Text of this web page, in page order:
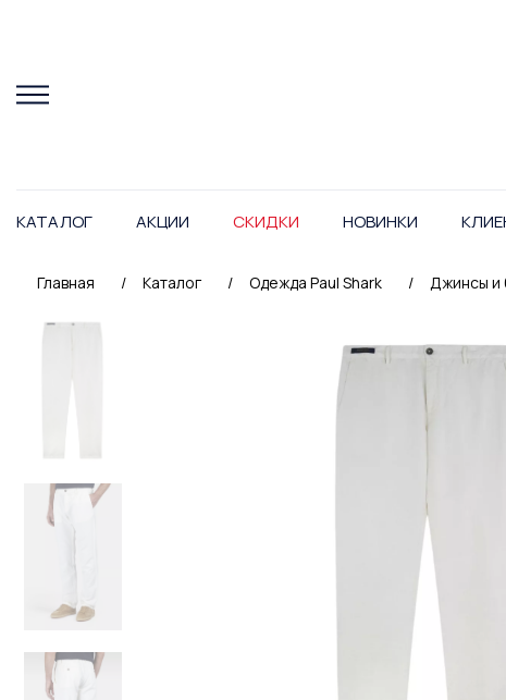
КАТАЛОГ АКЦИИ СКИДКИ НОВИНКИ
Главная / Каталог / Одежда Paul Shark / Джинсы и